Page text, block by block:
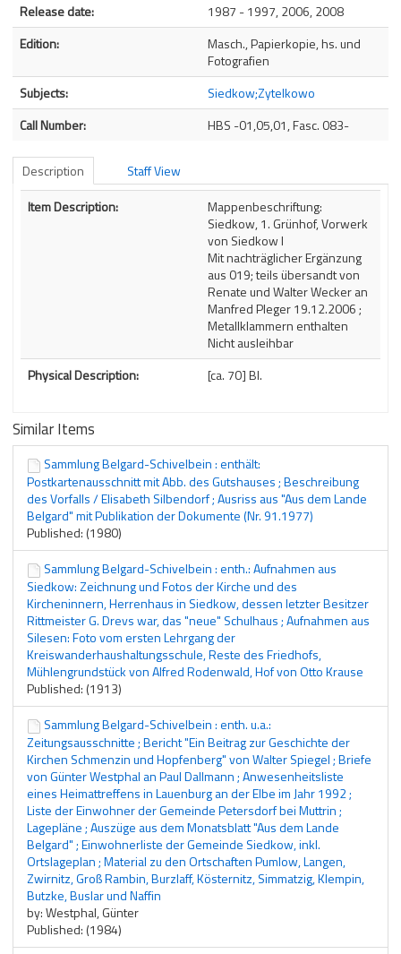
Release date:
1987 - 1997, 2006, 2008
Edition:
Masch., Papierkopie, hs. und
Fotografien
Subjects:
Siedkow;Zytelkowo
Call Number:
HBS -01,05,01, Fasc. 083-
Description
Staff View
Description
Item Description:
Mappenbeschriftung:
Siedkow, 1. Grünhof, Vorwerk
von Siedkow I
Mit nachträglicher Ergänzung
aus 019; teils übersandt von
Renate und Walter Wecker an
Manfred Pleger 19.12.2006 ;
Metallklammern enthalten
Nicht ausleihbar
Physical Description:
[ca. 70] Bl.
Similar Items
Sammlung Belgard-Schivelbein : enthält:
Postkartenausschnitt mit Abb. des Gutshauses ; Beschreibung
des Vorfalls / Elisabeth Silbendorf ; Ausriss aus "Aus dem Lande
Belgard" mit Publikation der Dokumente (Nr. 91.1977)
Published: (1980)
Sammlung Belgard-Schivelbein : enth.: Aufnahmen aus
Siedkow: Zeichnung und Fotos der Kirche und des
Kircheninnern, Herrenhaus in Siedkow, dessen letzter Besitzer
Rittmeister G. Drevs war, das "neue" Schulhaus ; Aufnahmen aus
Silesen: Foto vom ersten Lehrgang der
Kreiswanderhaushaltungsschule, Reste des Friedhofs,
Mühlengrundstück von Alfred Rodenwald, Hof von Otto Krause
Published: (1913)
Sammlung Belgard-Schivelbein : enth. u.a.:
Zeitungsausschnitte ; Bericht "Ein Beitrag zur Geschichte der
Kirchen Schmenzin und Hopfenberg" von Walter Spiegel ; Briefe
von Günter Westphal an Paul Dallmann ; Anwesenheitsliste
eines Heimattreffens in Lauenburg an der Elbe im Jahr 1992 ;
Liste der Einwohner der Gemeinde Petersdorf bei Muttrin ;
Lagepläne ; Auszüge aus dem Monatsblatt "Aus dem Lande
Belgard" ; Einwohnerliste der Gemeinde Siedkow, inkl.
Ortslageplan ; Material zu den Ortschaften Pumlow, Langen,
Zwirnitz, Groß Rambin, Burzlaff, Kösternitz, Simmatzig, Klempin,
Butzke, Buslar und Naffin
by: Westphal, Günter
Published: (1984)